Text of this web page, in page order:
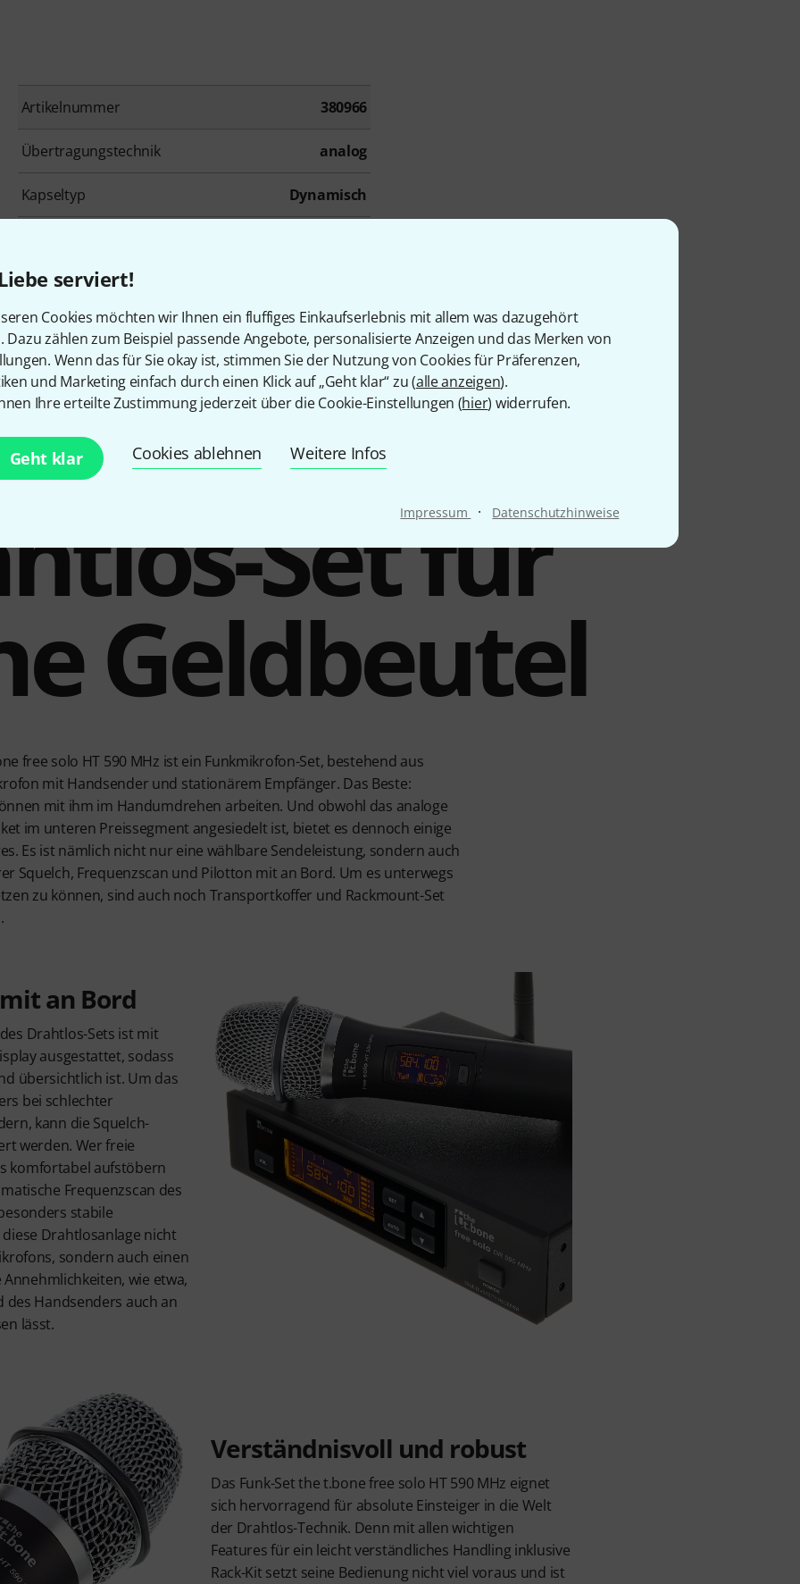
serviert!
Cookies möchten wir Ihnen ein fluffiges Einkaufserlebnis mit allem was dazugehört
Dazu zählen zum Beispiel passende Angebote, personalisierte Anzeigen und das Merken von
Wenn das für Sie okay ist, stimmen Sie der Nutzung von Cookies für Präferenzen,
und Marketing einfach durch einen Klick auf „Geht klar“ zu (alle anzeigen).
Ihre erteilte Zustimmung jederzeit über die Cookie-Einstellungen (hier) widerrufen.
Geht klar Cookies ablehnen Weitere Infos
Impressum · Datenschutzhinweise
Artikelnummer 380966
Übertragungstechnik analog
Kapseltyp Dynamisch
Ausgang
Integrierter Akku Nein
Set für
Geldbeutel
free solo HT 590 MHz ist ein Funkmikrofon-Set, bestehend aus
mit Handsender und stationärem Empfänger. Das Beste:
mit ihm im Handumdrehen arbeiten. Und obwohl das analoge
im unteren Preissegment angesiedelt ist, bietet es dennoch einige
Es ist nämlich nicht nur eine wählbare Sendeleistung, sondern auch
Squelch, Frequenzscan und Pilotton mit an Bord. Um es unterwegs
zu können, sind auch noch Transportkoffer und Rackmount-Set
an Bord
Drahtlos-Sets ist mit
ausgestattet, sodass
übersichtlich ist. Um das
bei schlechter
kann die Squelch-
werden. Wer freie
komfortabel aufstöbern
Frequenzscan des
stabile
Drahtlosanlage nicht
sondern auch einen
wie etwa,
des Handsenders auch an
lässt.
Verständnisvoll und robust
Das Funk-Set the t.bone free solo HT 590 MHz eignet
sich hervorragend für absolute Einsteiger in die Welt
der Drahtlos-Technik. Denn mit allen wichtigen
Features für ein leicht verständliches Handling inklusive
Rack-Kit setzt seine Bedienung nicht viel voraus und ist